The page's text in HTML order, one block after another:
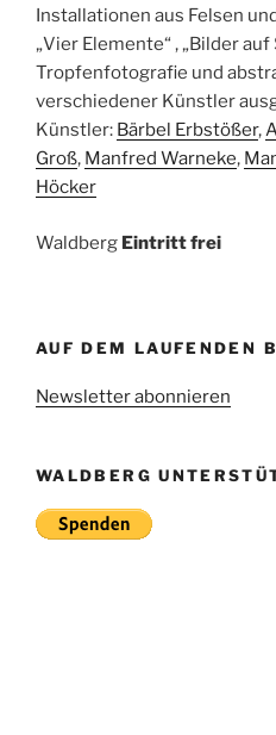
Installationen aus Felsen
„Vier Elemente“ , „Bilder
Tropfenfotografie und
verschiedener Künstler
Künstler: Bärbel Erbstößer,
Groß, Manfred Warneke,
Höcker
Waldberg Eintritt frei
AUF DEM LAUFENDEN
Newsletter abonnieren
WALDBERG